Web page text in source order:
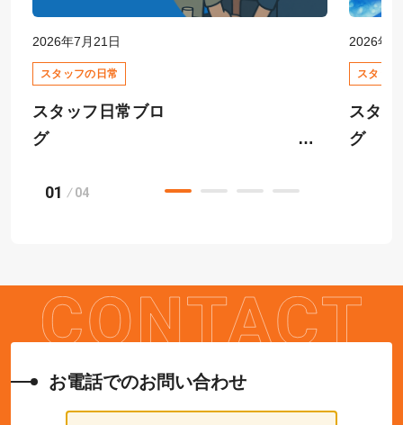
2026年7月21日
スタッフの日常
スタッフ日常ブロ
グ
2026年6
スタッ
スタ
01 04
お電話でのお問い合わせ